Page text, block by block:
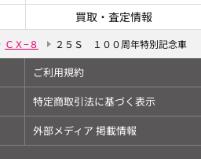
買取・査定情報
ＣＸ−８ ２５Ｓ １００周年特別記念車
ご利用規約
特定商取引法に基づく表示
外部メディア 掲載情報